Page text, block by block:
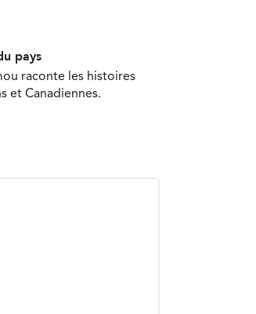
pays
raconte les histoires
et Canadiennes.